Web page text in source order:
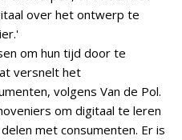
over het ontwerp te
om hun tijd door te
versnelt het
volgens Van de Pol.
om digitaal te leren
met consumenten. Er is